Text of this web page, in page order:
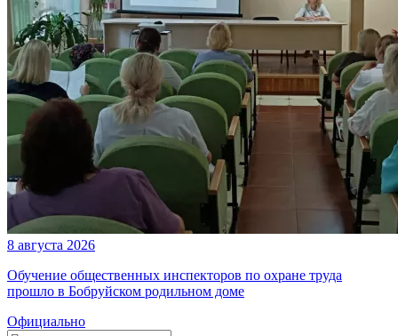
8 августа 2026
Обучение общественных инспекторов по охране труда
прошло в Бобруйском родильном доме
Официально